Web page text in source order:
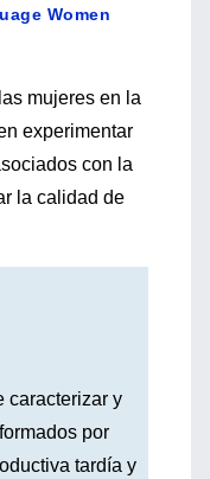
Women
mujeres en la
experimentar
con la
la calidad de
caracterizar y
por
tardía y